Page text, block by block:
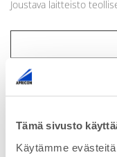
Tämä sivusto
Käytämme
Joustava laitteisto
TruPrint 2000